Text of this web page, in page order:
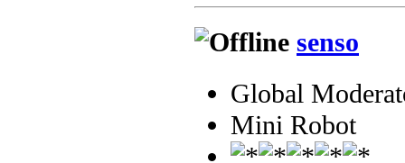
senso
Global
Mini Robot